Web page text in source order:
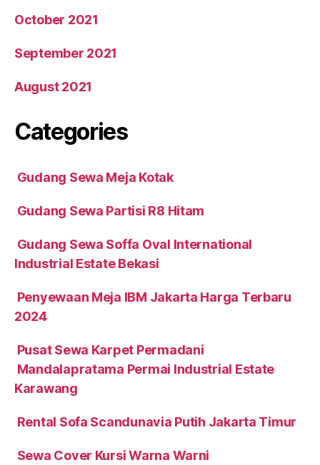
October 2021
September 2021
August 2021
Categories
Gudang Sewa Meja Kotak
Gudang Sewa Partisi R8 Hitam
Gudang Sewa Soffa Oval International
Industrial Estate Bekasi
Penyewaan Meja IBM Jakarta Harga Terbaru
2024
Pusat Sewa Karpet Permadani
Mandalapratama Permai Industrial Estate
Karawang
Rental Sofa Scandunavia Putih Jakarta Timur
Sewa Cover Kursi Warna Warni